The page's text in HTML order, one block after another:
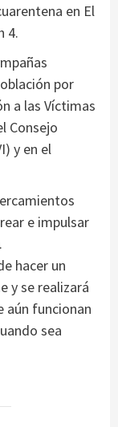
en El
4.
por
a las Víctimas
Consejo
y en el
e impulsar
hacer un
y se realizará
aún funcionan
sea